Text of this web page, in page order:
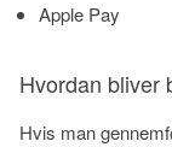
Apple Pay
Hvordan bliver
Hvis man